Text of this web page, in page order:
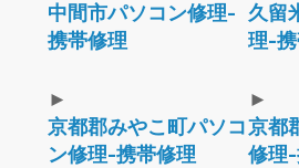
中間市パソコン修理-
携帯修理
久留
理-
►
京都郡みやこ町パソコ
ン修理-携帯修理
►
京都
修理